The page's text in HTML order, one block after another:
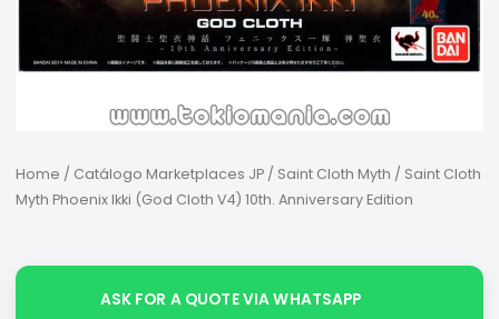
Home / Catálogo Marketplaces JP/ Saint Cloth Myth / Saint Cloth
Myth Phoenix Ikki (God Cloth V4) 10th. Anniversary Edition
ASK FOR A QUOTE VIA WHATSAPP